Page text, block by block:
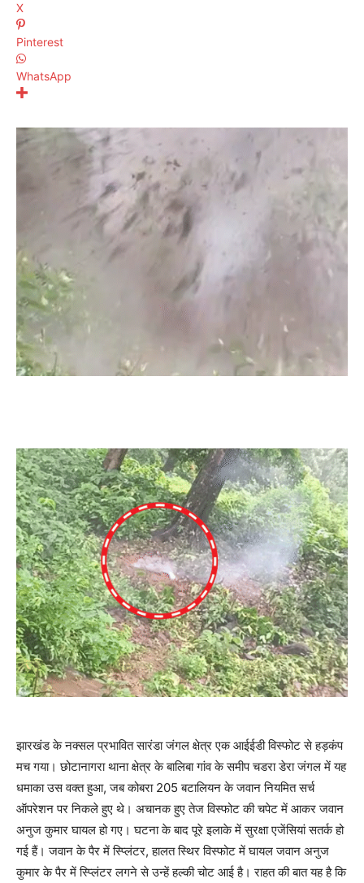
X
Pinterest
WhatsApp
झारखंड के नक्सल प्रभावित सारंडा जंगल क्षेत्र एक आईईडी विस्फोट से हड़कंप
मच गया। छोटानागरा थाना क्षेत्र के बालिबा गांव के समीप चडरा डेरा जंगल में यह
धमाका उस वक्त हुआ, जब कोबरा 205 बटालियन के जवान नियमित सर्च
ऑपरेशन पर निकले हुए थे। अचानक हुए तेज विस्फोट की चपेट में आकर जवान
अनुज कुमार घायल हो गए। घटना के बाद पूरे इलाके में सुरक्षा एजेंसियां सतर्क हो
गई हैं। जवान के पैर में स्प्लिंटर, हालत स्थिर विस्फोट में घायल जवान अनुज
कुमार के पैर में स्प्लिंटर लगने से उन्हें हल्की चोट आई है। राहत की बात यह है कि